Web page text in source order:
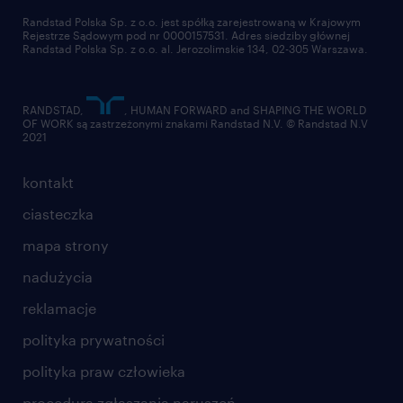
złóż CV
kontakt
ciasteczka
mapa strony
nadużycia
reklamacje
polityka prywatności
polityka praw człowieka
Randstad Polska Sp. z o.o. jest spółką zarejestrowaną w Krajowym
Rejestrze Sądowym pod nr 0000157531. Adres siedziby głównej
Randstad Polska Sp. z o.o. al. Jerozolimskie 134, 02-305 Warszawa.
RANDSTAD,
, HUMAN FORWARD and SHAPING THE WORLD
OF WORK są zastrzeżonymi znakami Randstad N.V. © Randstad N.V
2021